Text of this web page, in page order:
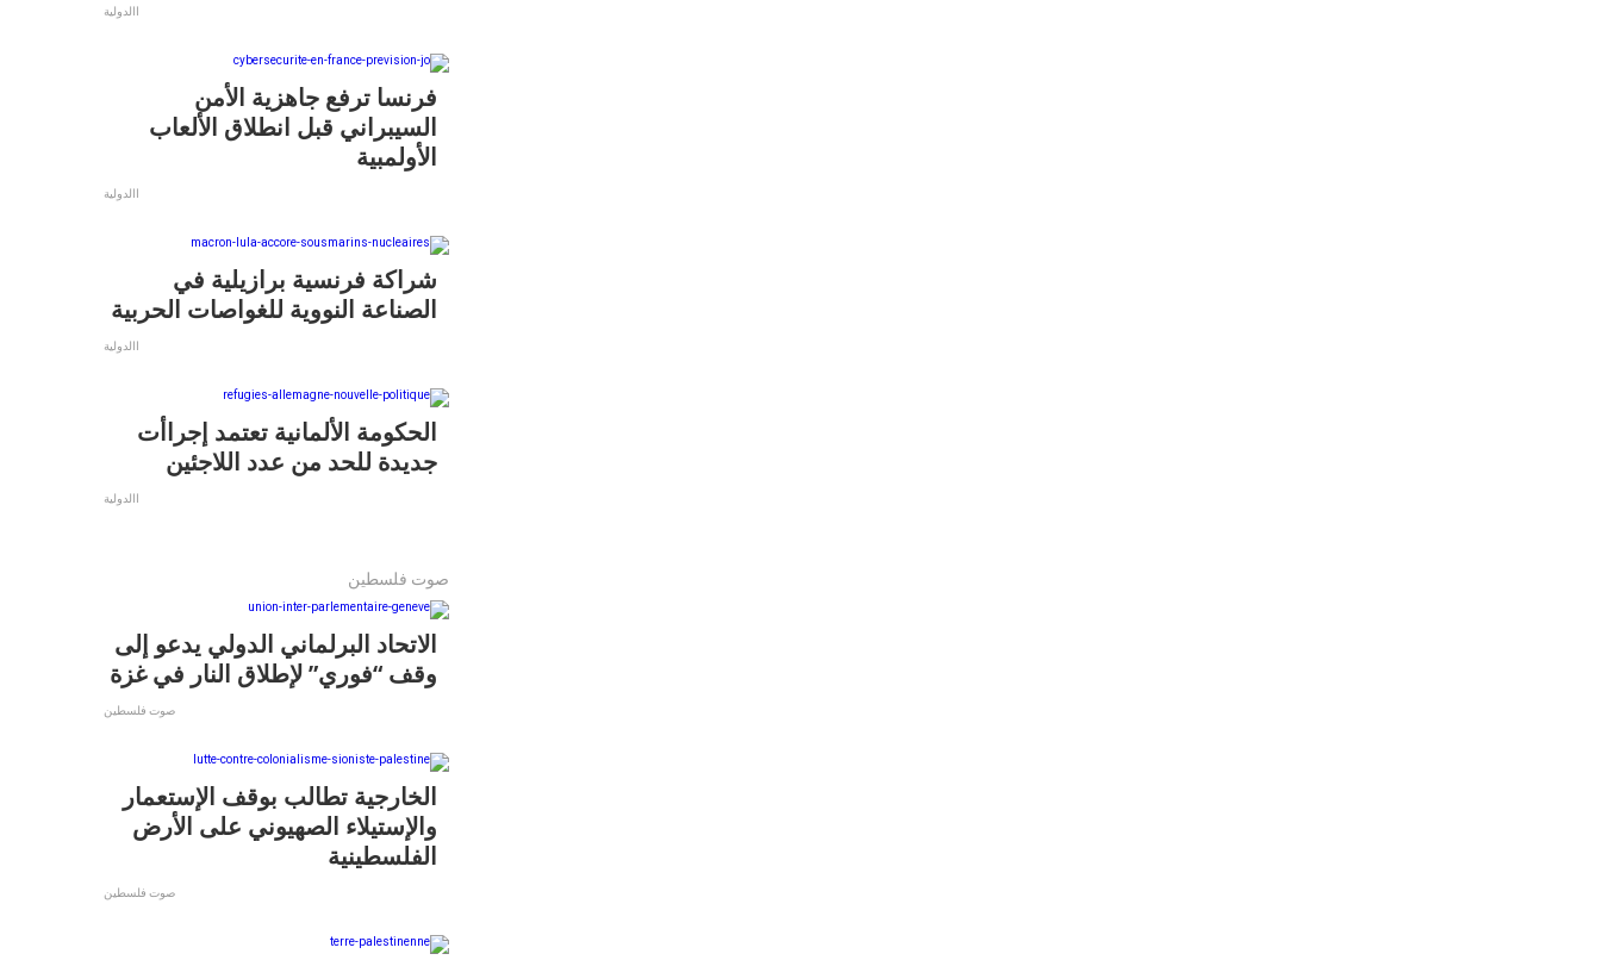
االدولية
فرنسا ترفع جاهزية الأمن
السيبراني قبل انطلاق الألعاب
الأولمبية
االدولية
شراكة فرنسية برازيلية في
الصناعة النووية للغواصات الحربية
االدولية
الحكومة الألمانية تعتمد إجراأت
جديدة للحد من عدد اللاجئين
االدولية
صوت فلسطين
الاتحاد البرلماني الدولي يدعو إلى
وقف “فوري” لإطلاق النار في غزة
صوت فلسطين
الخارجية تطالب بوقف الإستعمار
والإستيلاء الصهيوني على الأرض
الفلسطينية
صوت فلسطين